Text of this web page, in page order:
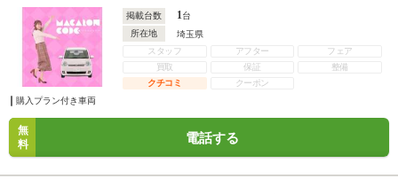
掲載台数 1台
所在地
埼玉県
スタッフ
アフター
フェア
買取
保証
整備
クチコミ
クーポン
購入プラン付き車両
無
料
電話する